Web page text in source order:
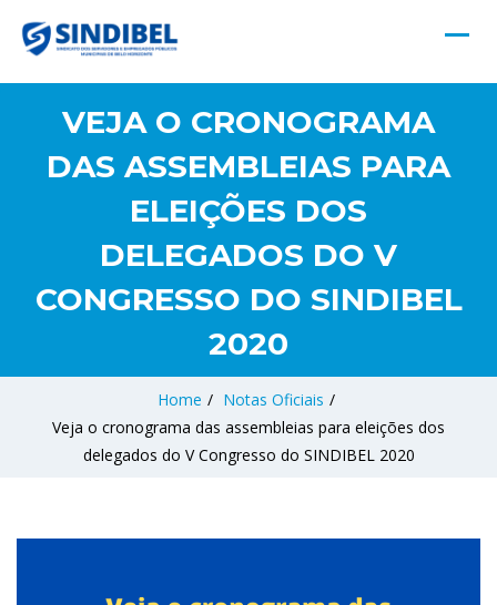
VEJA O CRONOGRAMA
DAS ASSEMBLEIAS PARA
ELEIÇÕES DOS
DELEGADOS DO V
CONGRESSO DO SINDIBEL
2020
Home / Notas Oficiais /
Veja o cronograma das assembleias para eleições dos
delegados do V Congresso do SINDIBEL 2020